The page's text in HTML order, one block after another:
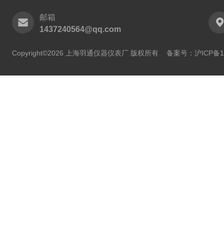
邮箱
1437240564@qq.com
Copyright©2026 上海羽通仪器仪表厂 版权所有 备案号：沪ICP备